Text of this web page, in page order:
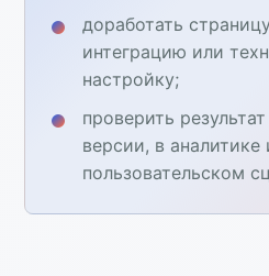
доработать
интеграцию или
настройку;
проверить
версии, в аналитике
пользовательском